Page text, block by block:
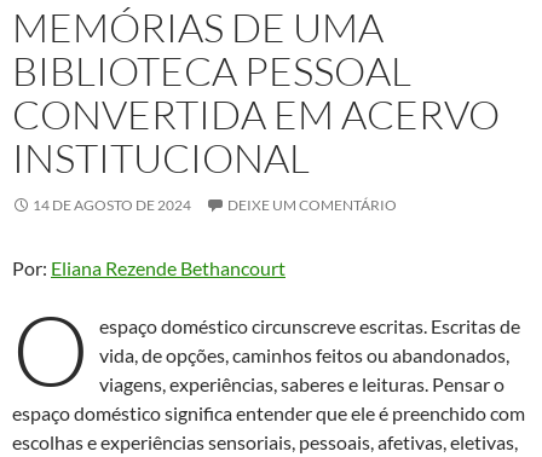
MEMÓRIAS DE UMA
BIBLIOTECA PESSOAL
CONVERTIDA EM ACERVO
INSTITUCIONAL
14 DE AGOSTO DE 2024 DEIXE UM COMENTÁRIO
Por: Eliana Rezende Bethancourt
O
espaço doméstico circunscreve escritas. Escritas de
vida, de opções, caminhos feitos ou abandonados,
viagens, experiências, saberes e leituras. Pensar o
espaço doméstico significa entender que ele é preenchido com
escolhas e experiências sensoriais, pessoais, afetivas, eletivas,